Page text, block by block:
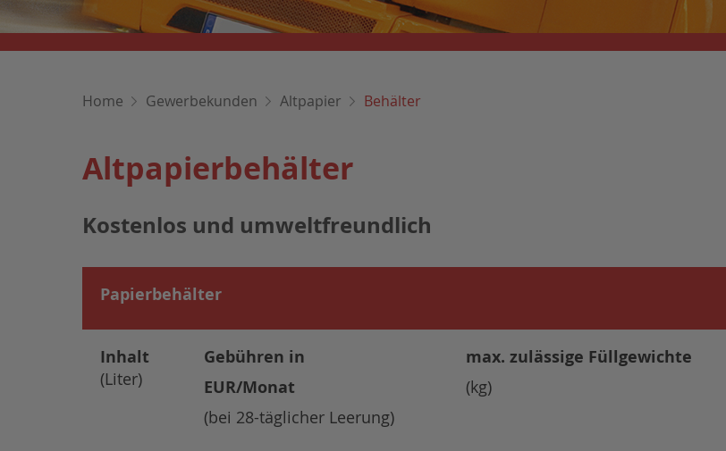
Home Gewerbekunden Altpapier Behälter
Altpapierbehälter
Kostenlos und umweltfreundlich
Papierbehälter
Inhalt
(Liter)
Gebühren in
EUR/Monat
(bei 28-täglicher Leerung)
max. zulässige Füllgewichte
(kg)